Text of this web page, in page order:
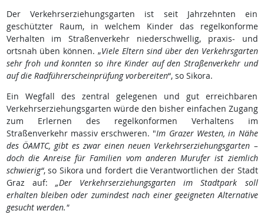
Der Verkehrserziehungsgarten ist seit Jahrzehnten ein
geschützter Raum, in welchem Kinder das regelkonforme
Verhalten im Straßenverkehr niederschwellig, praxis- und
ortsnah üben können. „Viele Eltern sind über den Verkehrsgarten
sehr froh und konnten so ihre Kinder auf den Straßenverkehr und
auf die Radführerscheinprüfung vorbereiten“, so Sikora.
Ein Wegfall des zentral gelegenen und gut erreichbaren
Verkehrserziehungsgarten würde den bisher einfachen Zugang
zum Erlernen des regelkonformen Verhaltens im
Straßenverkehr massiv erschweren. "Im Grazer Westen, in Nähe
des ÖAMTC, gibt es zwar einen neuen Verkehrserziehungsgarten –
doch die Anreise für Familien vom anderen Murufer ist ziemlich
schwierig“, so Sikora und fordert die Verantwortlichen der Stadt
Graz auf: „Der Verkehrserziehungsgarten im Stadtpark soll
erhalten bleiben oder zumindest nach einer geeigneten Alternative
gesucht werden."